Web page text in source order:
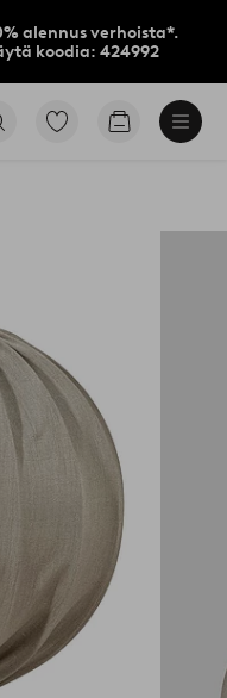
alennus verhoista*.
koodia: 424992
Siirry
Siirry